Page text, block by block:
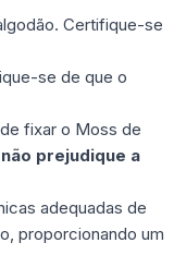
Certifique-se
se de que o
fixar o Moss de
prejudique a
adequadas de
proporcionando um